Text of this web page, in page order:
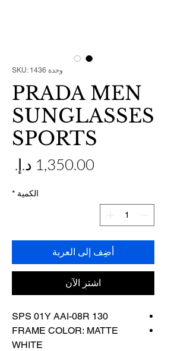
وحدة SKU: 1436
PRADA MEN
SUNGLASSES
SPORTS
الكمية *
أضِف إلى العربة
اشترِ الآن
SPS 01Y AAI-08R 130
FRAME COLOR: MATTE
WHITE